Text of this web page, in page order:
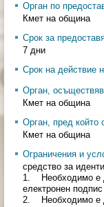
Орган по
Кмет на община
Срок за
7 дни
Срок на действие
Орган,
Кмет на община
Орган, пред който
Кмет на община
Ограничения и
средство за
1. Необходимо е
електронен
2. Необходимо е